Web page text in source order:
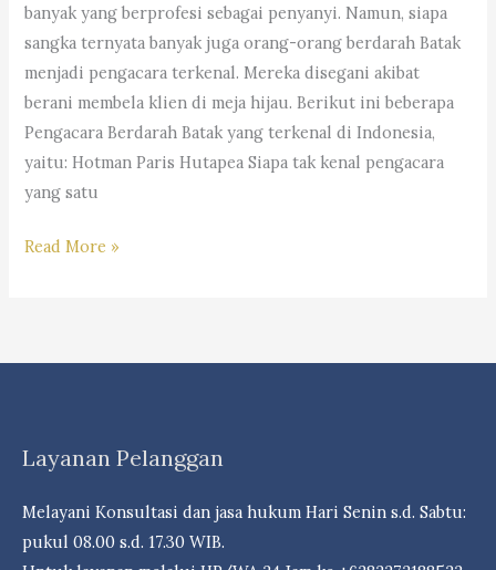
banyak yang berprofesi sebagai penyanyi. Namun, siapa
sangka ternyata banyak juga orang-orang berdarah Batak
menjadi pengacara terkenal. Mereka disegani akibat
berani membela klien di meja hijau. Berikut ini beberapa
Pengacara Berdarah Batak yang terkenal di Indonesia,
yaitu: Hotman Paris Hutapea Siapa tak kenal pengacara
yang satu
8
Terkenal
Yang
Dijadikan
Inspirasi
Read More »
Layanan Pelanggan
Melayani Konsultasi dan jasa hukum Hari Senin s.d. Sabtu:
pukul 08.00 s.d. 17.30 WIB.